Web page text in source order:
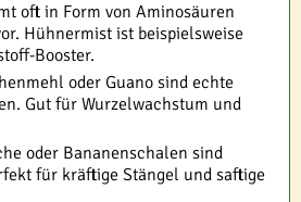
oft in Form von Aminosäuren
Hühnermist ist beispielsweise
Booster.
oder Guano sind echte
Gut für Wurzelwachstum und
oder Bananenschalen sind
für kräftige Stängel und saftige